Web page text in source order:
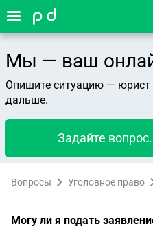
Мы — ваш
Опишите ситуацию — юрист
дальше.
Задайте
Вопросы Уголовное право
Могу ли я подать